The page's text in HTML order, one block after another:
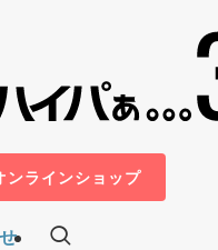
ンラインショップ